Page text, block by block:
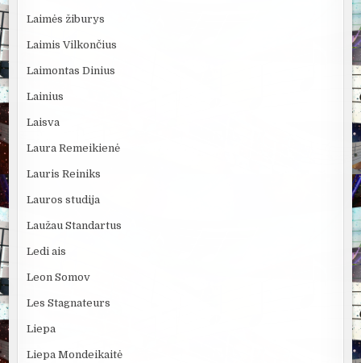
Laimės žiburys
Laimis Vilkončius
Laimontas Dinius
Lainius
Laisva
Laura Remeikienė
Lauris Reiniks
Lauros studija
Laužau Standartus
Ledi ais
Leon Somov
Les Stagnateurs
Liepa
Liepa Mondeikaitė